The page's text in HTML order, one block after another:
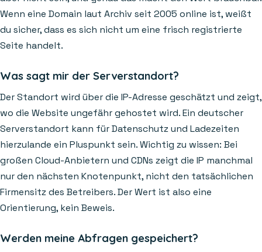
Wenn eine Domain laut Archiv seit 2005 online ist, weißt
du sicher, dass es sich nicht um eine frisch registrierte
Seite handelt.
Was sagt mir der Serverstandort?
Der Standort wird über die IP-Adresse geschätzt und zeigt,
wo die Website ungefähr gehostet wird. Ein deutscher
Serverstandort kann für Datenschutz und Ladezeiten
hierzulande ein Pluspunkt sein. Wichtig zu wissen: Bei
großen Cloud-Anbietern und CDNs zeigt die IP manchmal
nur den nächsten Knotenpunkt, nicht den tatsächlichen
Firmensitz des Betreibers. Der Wert ist also eine
Orientierung, kein Beweis.
Werden meine Abfragen gespeichert?